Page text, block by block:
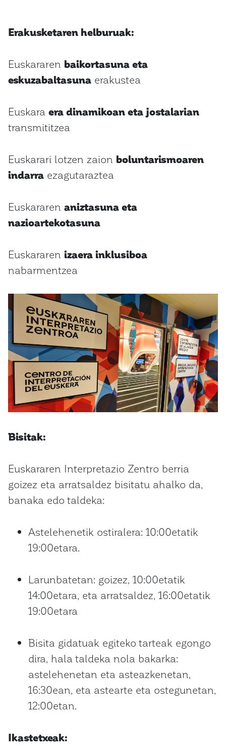
Erakusketaren helburuak:
Euskararen baikortasuna eta
eskuzabaltasuna erakustea
Euskara era dinamikoan eta jostalarian
transmititzea
Euskarari lotzen zaion boluntarismoaren
indarra ezagutaraztea
Euskararen aniztasuna eta
nazioartekotasuna
Euskararen izaera inklusiboa
nabarmentzea
Bisitak:
Euskararen Interpretazio Zentro berria
goizez eta arratsaldez bisitatu ahalko da,
banaka edo taldeka:
Astelehenetik ostiralera: 10:00etatik
19:00etara.
Larunbatetan: goizez, 10:00etatik
14:00etara, eta arratsaldez, 16:00etatik
19:00etara
Bisita gidatuak egiteko tarteak egongo
dira, hala taldeka nola bakarka:
astelehenetan eta asteazkenetan,
16:30ean, eta astearte eta ostegunetan,
12:00etan.
Ikastetxeak: